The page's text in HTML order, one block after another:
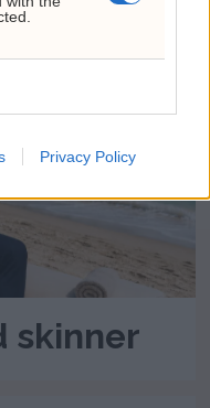
Privacy Policy
skinner